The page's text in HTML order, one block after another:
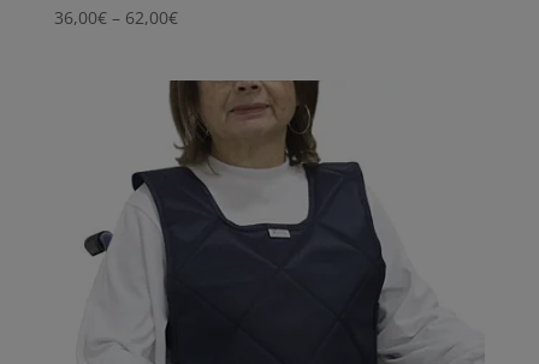
36,00€ – 62,00€Price
through
62,00€